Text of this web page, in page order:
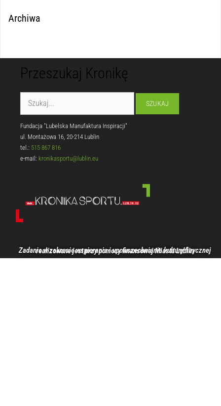
Archiwa
Przeszukaj Kronikę
Fundacja "Lubelska Manufaktura Inspiracji"
ul. Montażowa 16, 20-214 Lublin
tel.: 515 867 816
e-mail: kronikasportu@lublin.eu
Zadanie w zakresie wspierania i upowszechniania kultury fizycznej realizowane jest przy pomocy finansowej Miasta Lublin